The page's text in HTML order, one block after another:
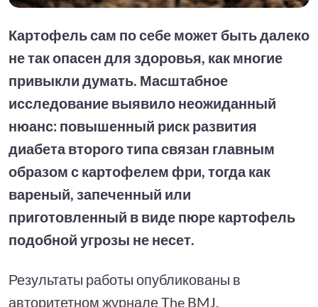
Картофель сам по себе может быть далеко
не так опасен для здоровья, как многие
привыкли думать. Масштабное
исследование выявило неожиданный
нюанс: повышенный риск развития
диабета второго типа связан главным
образом с картофелем фри, тогда как
вареный, запеченный или
приготовленный в виде пюре картофель
подобной угрозы не несет.
Результаты работы опубликованы в
авторитетном журнале The BMJ.